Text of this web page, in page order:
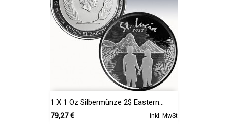
1 X 1 Oz Silbermünze 2$ Eastern...
Preis
79,27 € inkl. MwSt